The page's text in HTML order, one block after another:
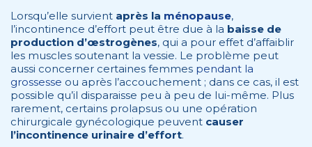
Lorsqu’elle survient après la ménopause,
l’incontinence d’effort peut être due à la baisse de
production d’œstrogènes, qui a pour effet d’affaiblir
les muscles soutenant la vessie. Le problème peut
aussi concerner certaines femmes pendant la
grossesse ou après l’accouchement ; dans ce cas, il est
possible qu’il disparaisse peu à peu de lui-même. Plus
rarement, certains prolapsus ou une opération
chirurgicale gynécologique peuvent causer
l’incontinence urinaire d’effort.